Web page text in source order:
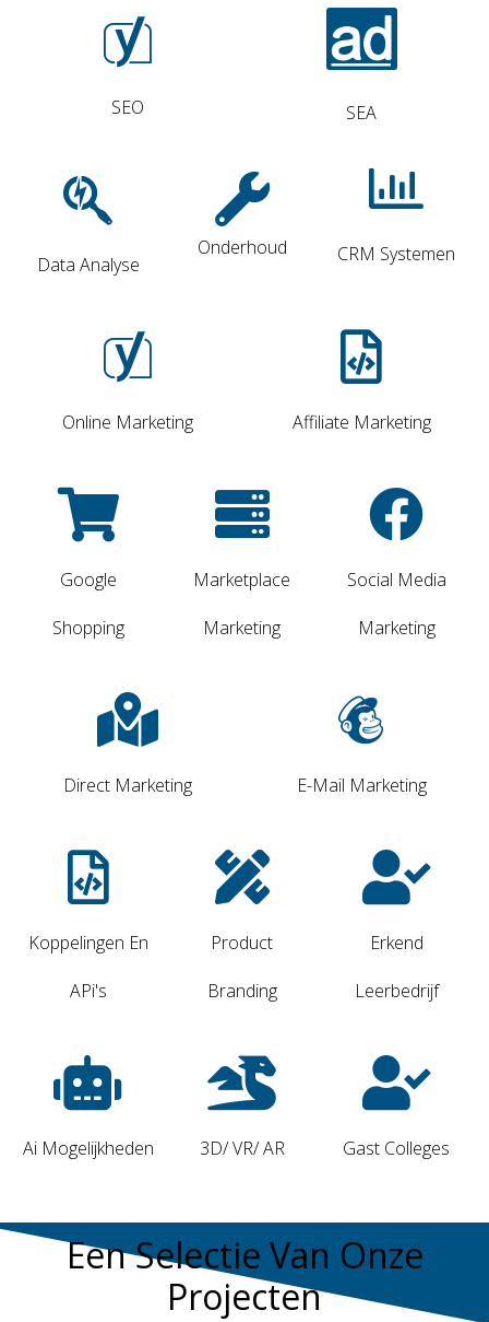
SEO SEA
Data Analyse
Onderhoud CRM Systemen
Online Marketing Affiliate Marketing
Google
Shopping
Marketplace
Marketing
Social Media
Marketing
Direct Marketing E-Mail Marketing
Koppelingen En
APi's
Product
Branding
Erkend
Leerbedrijf
Ai Mogelijkheden 3D/ VR/ AR Gast Colleges
Een Selectie Van Onze
Projecten